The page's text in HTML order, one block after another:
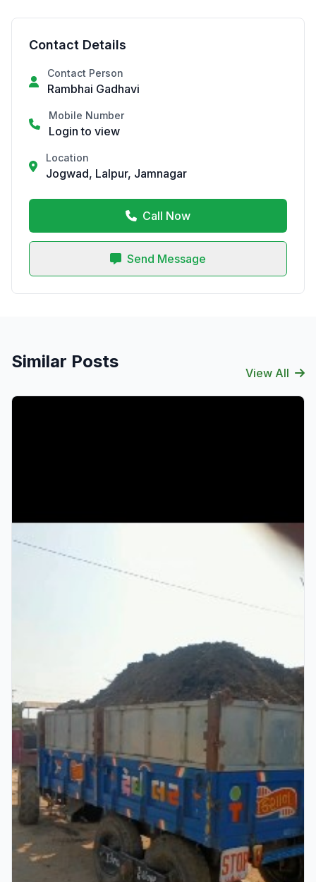
Contact Details
Contact Person
Rambhai Gadhavi
Mobile Number
Login to view
Location
Jogwad, Lalpur, Jamnagar
Call Now
Send Message
Similar Posts
View All